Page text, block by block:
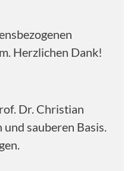
Herzlichen Dank!
Dr. Christian
sauberen Basis.